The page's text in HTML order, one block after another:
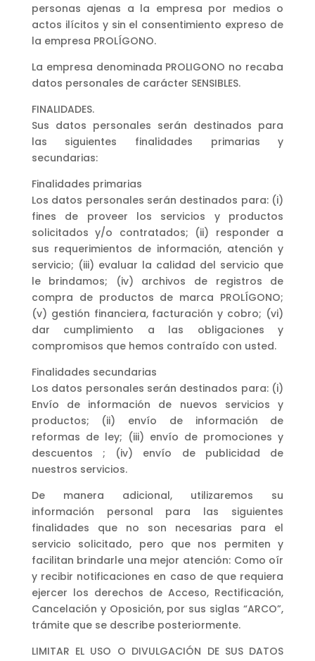
personas ajenas a la empresa por medios o
actos ilícitos y sin el consentimiento expreso de
la empresa PROLÍGONO.
La empresa denominada PROLIGONO no recaba
datos personales de carácter SENSIBLES.
FINALIDADES.
Sus datos personales serán destinados para
las siguientes finalidades primarias y
secundarias:
Finalidades primarias
Los datos personales serán destinados para: (i)
fines de proveer los servicios y productos
solicitados y/o contratados; (ii) responder a
sus requerimientos de información, atención y
servicio; (iii) evaluar la calidad del servicio que
le brindamos; (iv) archivos de registros de
compra de productos de marca PROLÍGONO;
(v) gestión financiera, facturación y cobro; (vi)
dar cumplimiento a las obligaciones y
compromisos que hemos contraído con usted.
Finalidades secundarias
Los datos personales serán destinados para: (i)
Envío de información de nuevos servicios y
productos; (ii) envío de información de
reformas de ley; (iii) envío de promociones y
descuentos ; (iv) envío de publicidad de
nuestros servicios.
De manera adicional, utilizaremos su
información personal para las siguientes
finalidades que no son necesarias para el
servicio solicitado, pero que nos permiten y
facilitan brindarle una mejor atención: Como oír
y recibir notificaciones en caso de que requiera
ejercer los derechos de Acceso, Rectificación,
Cancelación y Oposición, por sus siglas “ARCO”,
trámite que se describe posteriormente.
LIMITAR EL USO O DIVULGACIÓN DE SUS DATOS